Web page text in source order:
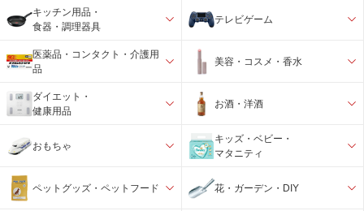
キッチン用品・
食器・調理器具
テレビゲーム
医薬品・コンタクト・介護用
品
美容・コスメ・香水
ダイエット・
健康用品
お酒・洋酒
おもちゃ
キッズ・ベビー・
マタニティ
ペットグッズ・ペットフード 花・ガーデン・DIY